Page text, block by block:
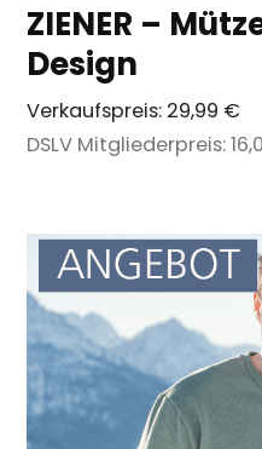
ZIENER –
Design
Verkaufspreis: 29,99 €
DSLV Mitgliederpreis: